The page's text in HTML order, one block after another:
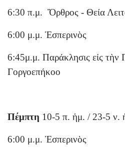
6:30 π.μ. Ὄρθρος - Θεία
6:00 μ.μ. Ἑσπερινὸς
6:45μ.μ. Παράκλησις εἰς τὴν
Γοργοεπήκοο
Πέμπτη 10-5 π. ἡμ. / 23-5 ν.
6:00 μ.μ. Ἑσπερινὸς